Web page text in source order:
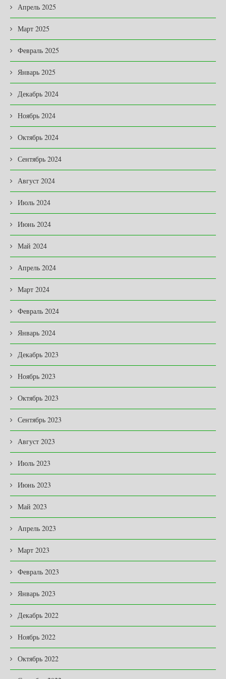
Апрель 2025
Март 2025
Февраль 2025
Январь 2025
Декабрь 2024
Ноябрь 2024
Октябрь 2024
Сентябрь 2024
Август 2024
Июль 2024
Июнь 2024
Май 2024
Апрель 2024
Март 2024
Февраль 2024
Январь 2024
Декабрь 2023
Ноябрь 2023
Октябрь 2023
Сентябрь 2023
Август 2023
Июль 2023
Июнь 2023
Май 2023
Апрель 2023
Март 2023
Февраль 2023
Январь 2023
Декабрь 2022
Ноябрь 2022
Октябрь 2022